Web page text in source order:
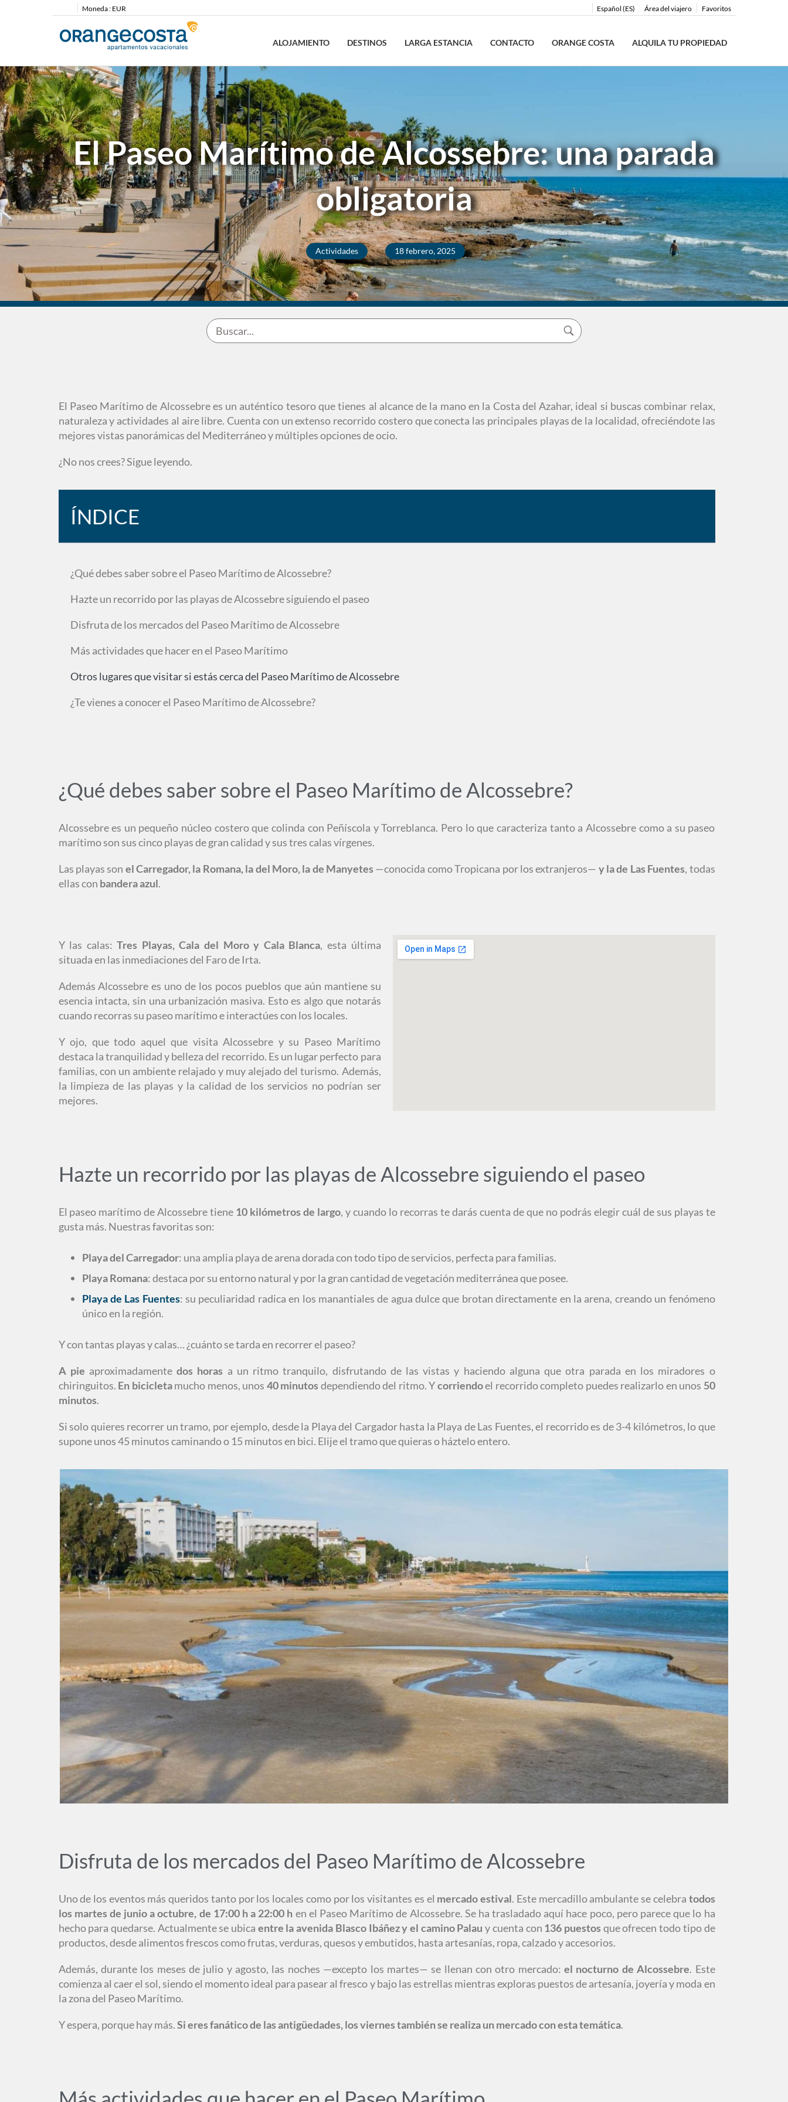
Moneda : EUR Favoritos
Área del viajero
Español (ES)
ALOJAMIENTO DESTINOS LARGA ESTANCIA CONTACTO ORANGE COSTA ALQUILA TU PROPIEDAD
El Paseo Marítimo de Alcossebre: una parada
obligatoria
Actividades 18 febrero, 2025
El Paseo Marítimo de Alcossebre es un auténtico tesoro que tienes al alcance de la mano en la Costa del Azahar, ideal si buscas combinar relax,
naturaleza y actividades al aire libre. Cuenta con un extenso recorrido costero que conecta las principales playas de la localidad, ofreciéndote las
mejores vistas panorámicas del Mediterráneo y múltiples opciones de ocio.
¿No nos crees? Sigue leyendo.
ÍNDICE
¿Qué debes saber sobre el Paseo Marítimo de Alcossebre?
Hazte un recorrido por las playas de Alcossebre siguiendo el paseo
Disfruta de los mercados del Paseo Marítimo de Alcossebre
Más actividades que hacer en el Paseo Marítimo
Otros lugares que visitar si estás cerca del Paseo Marítimo de Alcossebre
¿Te vienes a conocer el Paseo Marítimo de Alcossebre?
¿Qué debes saber sobre el Paseo Marítimo de Alcossebre?
Alcossebre es un pequeño núcleo costero que colinda con Peñíscola y Torreblanca. Pero lo que caracteriza tanto a Alcossebre como a su paseo
marítimo son sus cinco playas de gran calidad y sus tres calas vírgenes.
Las playas son el Carregador, la Romana, la del Moro, la de Manyetes —conocida como Tropicana por los extranjeros— y la de Las Fuentes, todas
ellas con bandera azul.
Y las calas:Tres Playas, Cala del Moro y Cala Blanca, esta última
situada en las inmediaciones del Faro de Irta.
Además Alcossebre es uno de los pocos pueblos que aún mantiene su
esencia intacta, sin una urbanización masiva. Esto es algo que notarás
cuando recorras su paseo marítimo e interactúes con los locales.
Y ojo, que todo aquel que visita Alcossebre y su Paseo Marítimo
destaca la tranquilidad y belleza del recorrido. Es un lugar perfecto para
familias, con un ambiente relajado y muy alejado del turismo. Además,
la limpieza de las playas y la calidad de los servicios no podrían ser
mejores.
Hazte un recorrido por las playas de Alcossebre siguiendo el paseo
El paseo marítimo de Alcossebre tiene 10 kilómetros de largo, y cuando lo recorras te darás cuenta de que no podrás elegir cuál de sus playas te
gusta más. Nuestras favoritas son:
Playa del Carregador: una amplia playa de arena dorada con todo tipo de servicios, perfecta para familias.
Playa Romana: destaca por su entorno natural y por la gran cantidad de vegetación mediterránea que posee.
Playa de Las Fuentes: su peculiaridad radica en los manantiales de agua dulce que brotan directamente en la arena, creando un fenómeno
único en la región.
Y con tantas playas y calas… ¿cuánto se tarda en recorrer el paseo?
A pie aproximadamentedos horas a un ritmo tranquilo, disfrutando de las vistas y haciendo alguna que otra parada en los miradores o
chiringuitos. En bicicletamucho menos, unos 40 minutos dependiendo del ritmo. Ycorriendoel recorrido completo puedes realizarlo en unos 50
minutos.
Si solo quieres recorrer un tramo, por ejemplo, desde la Playa del Cargador hasta la Playa de Las Fuentes, el recorrido es de 3-4 kilómetros, lo que
supone unos 45 minutos caminando o 15 minutos en bici. Elije el tramo que quieras o háztelo entero.
Disfruta de los mercados del Paseo Marítimo de Alcossebre
Uno de los eventos más queridos tanto por los locales como por los visitantes es el mercado estival. Este mercadillo ambulante se celebra todos
los martes de junio a octubre, de 17:00 h a 22:00 h en el Paseo Marítimo de Alcossebre. Se ha trasladado aquí hace poco, pero parece que lo ha
hecho para quedarse. Actualmente se ubica entre la avenida Blasco Ibáñez y el camino Palau y cuenta con 136 puestos que ofrecen todo tipo de
productos, desde alimentos frescos como frutas, verduras, quesos y embutidos, hasta artesanías, ropa, calzado y accesorios.
Además, durante los meses de julio y agosto, las noches —excepto los martes— se llenan con otro mercado:el nocturno de Alcossebre. Este
comienza al caer el sol, siendo el momento ideal para pasear al fresco y bajo las estrellas mientras exploras puestos de artesanía, joyería y moda en
la zona del Paseo Marítimo.
Y espera, porque hay más.Si eres fanático de las antigüedades, los viernes también se realiza un mercado con esta temática.